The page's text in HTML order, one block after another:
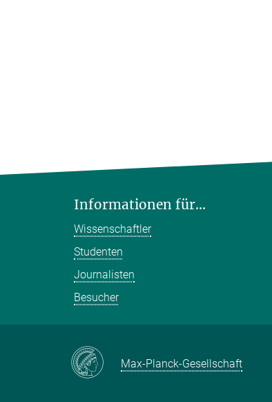
Informationen für...
Wissenschaftler
Studenten
Journalisten
Besucher
Max-Planck-Gesellschaft